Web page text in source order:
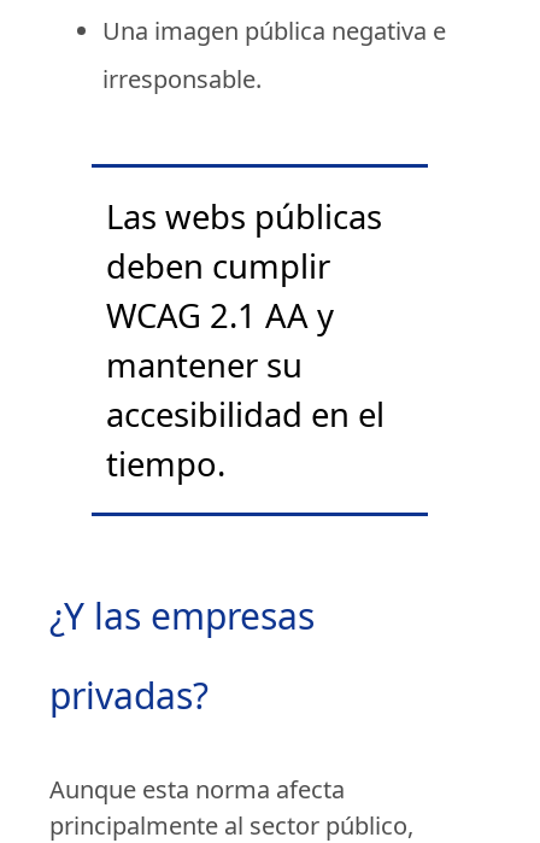
Una imagen pública negativa e
irresponsable.
Las webs públicas
deben cumplir
WCAG 2.1 AA y
mantener su
accesibilidad en el
tiempo.
¿Y las empresas
privadas?
Aunque esta norma afecta
principalmente al sector público,